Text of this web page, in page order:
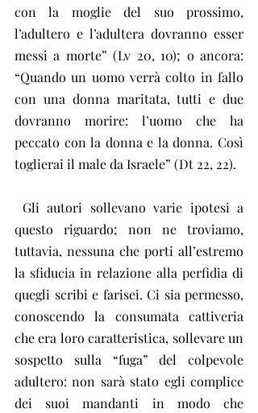
con la moglie del suo prossimo,
l’adultero e l’adultera dovranno esser
messi a morte” (Lv 20, 10); o ancora:
“Quando un uomo verrà colto in fallo
con una donna maritata, tutti e due
dovranno morire: l’uomo che ha
peccato con la donna e la donna. Così
toglierai il male da Israele” (Dt 22, 22).
questo riguardo; non ne troviamo,
tuttavia, nessuna che porti all’estremo
la sfiducia in relazione alla perfidia di
quegli scribi e farisei. Ci sia permesso,
conoscendo la consumata cattiveria
che era loro caratteristica, sollevare un
sospetto sulla “fuga” del colpevole
adultero: non sarà stato egli complice
dei suoi mandanti in modo che